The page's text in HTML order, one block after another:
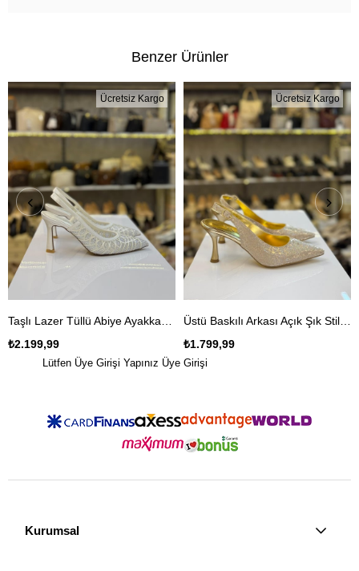
Benzer Ürünler
₺2.199,99
Ücretsiz Kargo
₺1.799,99
Ücretsiz Kargo
Lütfen Üye Girişi Yapınız Üye Girişi
Kurumsal